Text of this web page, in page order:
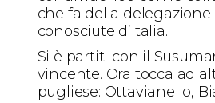
che fa della
conosciute d’Italia.
Si è partiti con il
vincente. Ora tocca ad
pugliese: Ottavianello,